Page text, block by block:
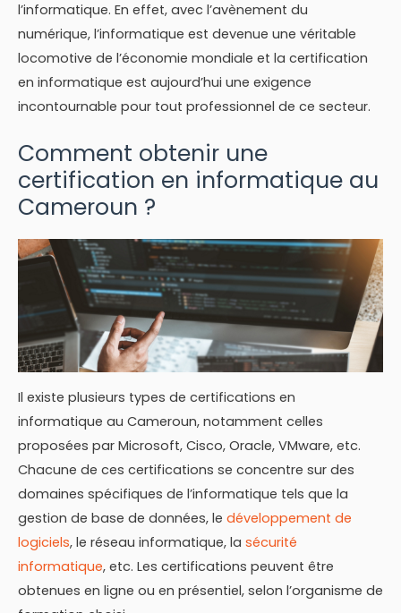
l’informatique. En effet, avec l’avènement du
numérique, l’informatique est devenue une véritable
locomotive de l’économie mondiale et la certification
en informatique est aujourd’hui une exigence
incontournable pour tout professionnel de ce secteur.
Comment obtenir une
certification en informatique au
Cameroun ?
Il existe plusieurs types de certifications en
informatique au Cameroun, notamment celles
proposées par Microsoft, Cisco, Oracle, VMware, etc.
Chacune de ces certifications se concentre sur des
domaines spécifiques de l’informatique tels que la
gestion de base de données, le développement de
logiciels, le réseau informatique, la sécurité
informatique, etc. Les certifications peuvent être
obtenues en ligne ou en présentiel, selon l’organisme de